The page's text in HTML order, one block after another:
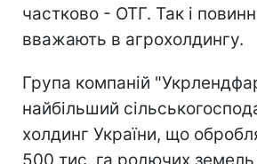
частково - ОТГ. Так і
вважають в агрохолдингу.
Група компаній
найбільший
холдинг України, що